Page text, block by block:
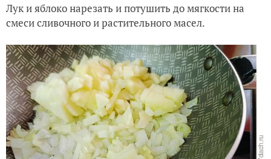
Лук и яблоко нарезать и потушить до мягкости на
смеси сливочного и растительного масел.